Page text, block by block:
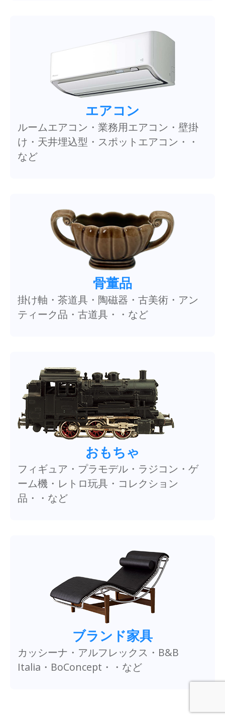
エアコン
ルームエアコン・業務用エアコン・壁掛
け・天井埋込型・スポットエアコン・・
など
骨董品
掛け軸・茶道具・陶磁器・古美術・アン
ティーク品・古道具・・など
おもちゃ
フィギュア・プラモデル・ラジコン・ゲ
ーム機・レトロ玩具・コレクション
品・・など
ブランド家具
カッシーナ・アルフレックス・B&B
Italia・BoConcept・・など